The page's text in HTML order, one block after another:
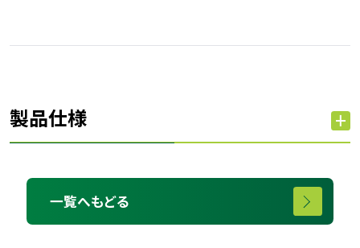
製品仕様
一覧へもどる